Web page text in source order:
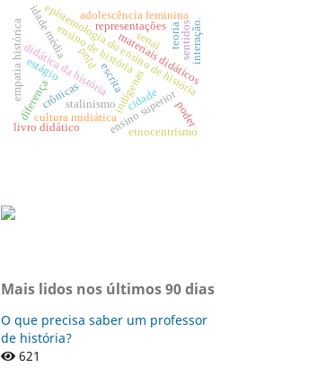
ensino de história
didática da história
epistemologia do ensino de história
representações
crônicas indígenas
materiais didáticos
empatia histórica
ensino superior
adolescência feminina
cultura midiática
sentidosinteração.
livro didático
pnld
idade média
etnocentrismo
estágio escrita
cidade
teoria
poder
stalinismo
diferença
senai
Mais lidos nos últimos 90 dias
O que precisa saber um professor
de história?
621